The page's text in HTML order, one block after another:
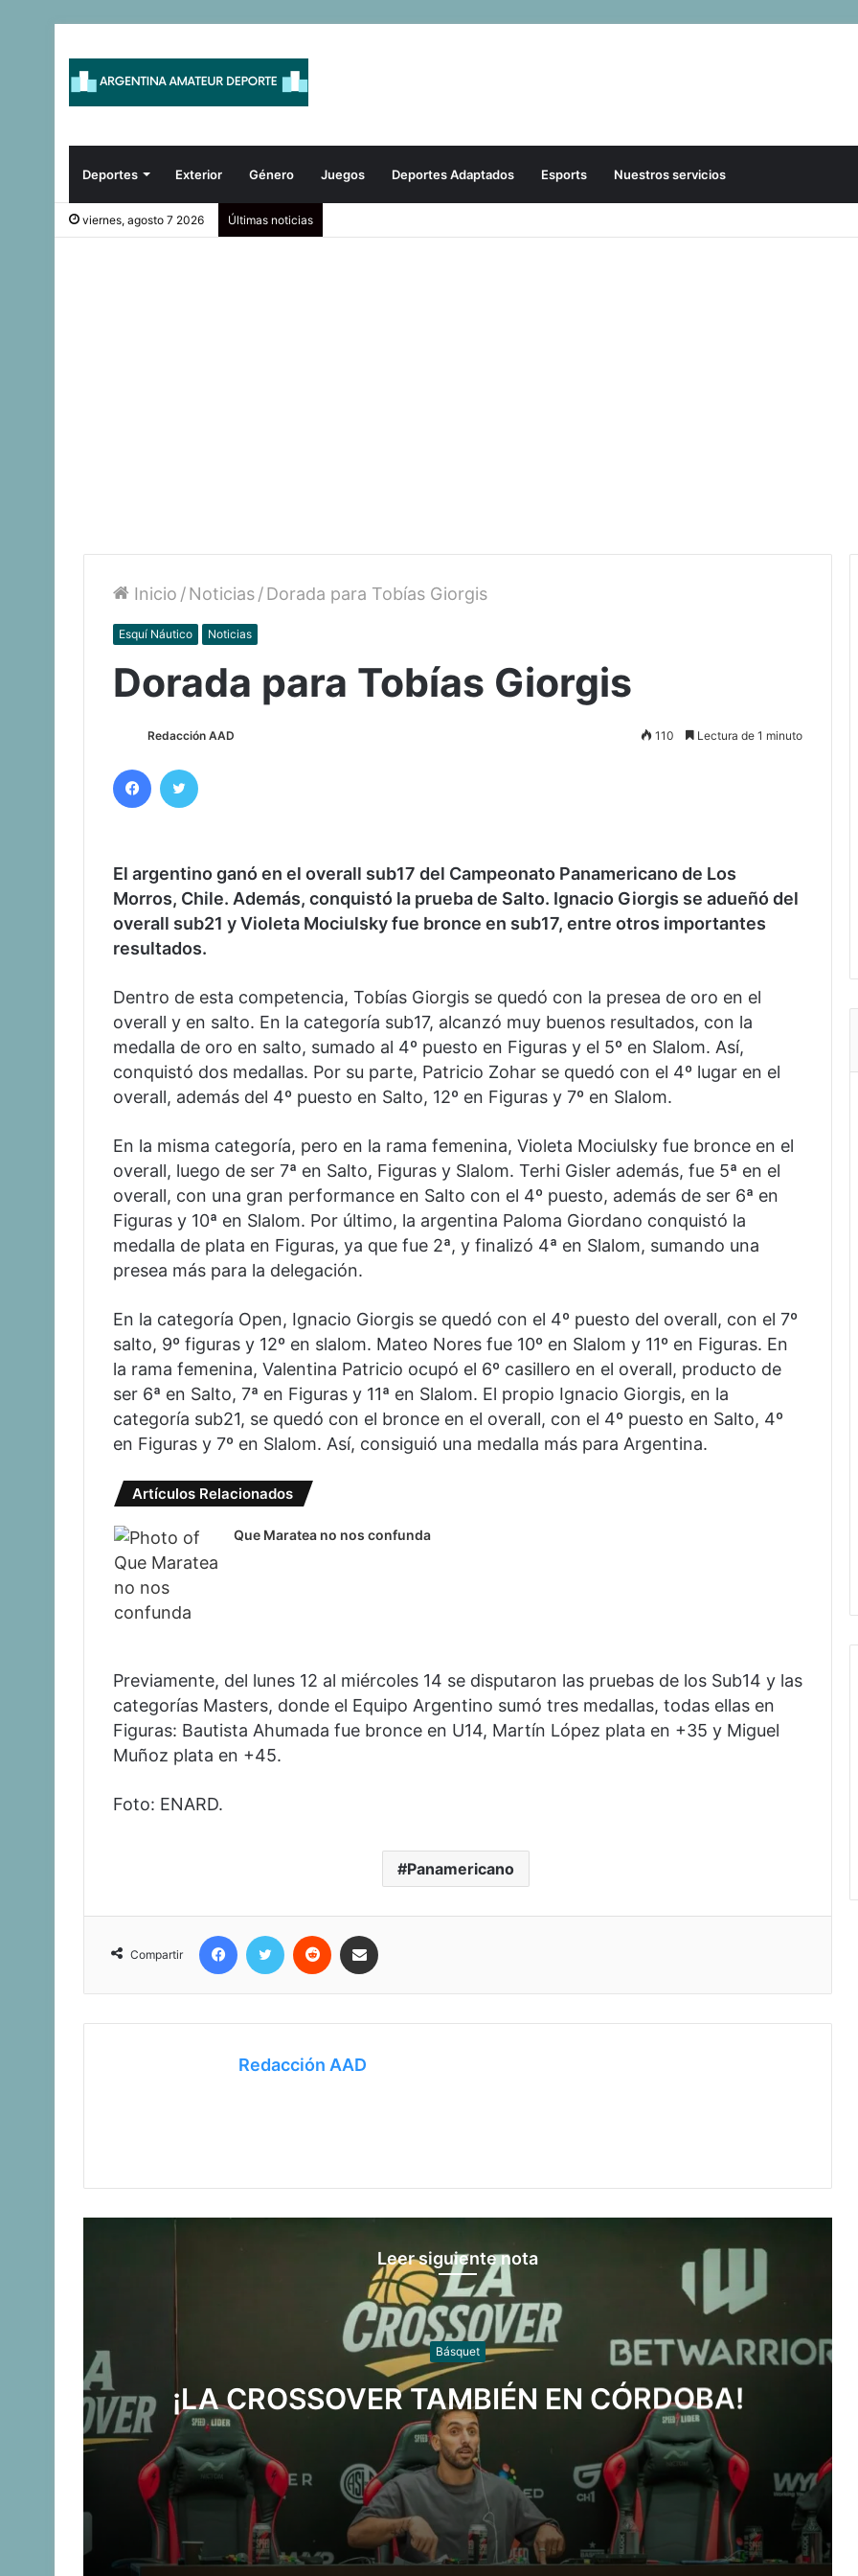
Deportes Exterior Género Juegos Deportes Adaptados Esports Nuestros servicios
viernes, agosto 7 2026 Últimas noticias
Inicio /Noticias/Dorada para Tobías Giorgis
Esquí Náutico Noticias
Dorada para Tobías Giorgis
Redacción AAD 110 Lectura de 1 minuto
El argentino ganó en el overall sub17 del Campeonato Panamericano de Los
Morros, Chile. Además, conquistó la prueba de Salto. Ignacio Giorgis se adueñó del
overall sub21 y Violeta Mociulsky fue bronce en sub17, entre otros importantes
resultados.
Dentro de esta competencia, Tobías Giorgis se quedó con la presea de oro en el
overall y en salto. En la categoría sub17, alcanzó muy buenos resultados, con la
medalla de oro en salto, sumado al 4º puesto en Figuras y el 5º en Slalom. Así,
conquistó dos medallas. Por su parte, Patricio Zohar se quedó con el 4º lugar en el
overall, además del 4º puesto en Salto, 12º en Figuras y 7º en Slalom.
En la misma categoría, pero en la rama femenina, Violeta Mociulsky fue bronce en el
overall, luego de ser 7ª en Salto, Figuras y Slalom. Terhi Gisler además, fue 5ª en el
overall, con una gran performance en Salto con el 4º puesto, además de ser 6ª en
Figuras y 10ª en Slalom. Por último, la argentina Paloma Giordano conquistó la
medalla de plata en Figuras, ya que fue 2ª, y finalizó 4ª en Slalom, sumando una
presea más para la delegación.
En la categoría Open, Ignacio Giorgis se quedó con el 4º puesto del overall, con el 7º
salto, 9º figuras y 12º en slalom. Mateo Nores fue 10º en Slalom y 11º en Figuras. En
la rama femenina, Valentina Patricio ocupó el 6º casillero en el overall, producto de
ser 6ª en Salto, 7ª en Figuras y 11ª en Slalom. El propio Ignacio Giorgis, en la
categoría sub21, se quedó con el bronce en el overall, con el 4º puesto en Salto, 4º
en Figuras y 7º en Slalom. Así, consiguió una medalla más para Argentina.
Artículos Relacionados
Que Maratea no nos confunda
Previamente, del lunes 12 al miércoles 14 se disputaron las pruebas de los Sub14 y las
categorías Masters, donde el Equipo Argentino sumó tres medallas, todas ellas en
Figuras: Bautista Ahumada fue bronce en U14, Martín López plata en +35 y Miguel
Muñoz plata en +45.
Foto: ENARD.
Panamericano
Compartir
Redacción AAD
Leer siguiente nota
Básquet
¡LA CROSSOVER TAMBIÉN EN CÓRDOBA!
¡LA CROSSOVER TAMBIÉN EN CÓRDOBA!